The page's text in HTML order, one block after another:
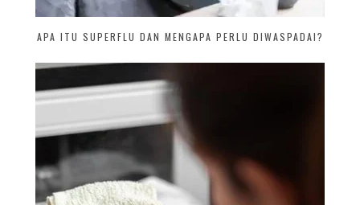
APA ITU SUPERFLU DAN MENGAPA PERLU DIWASPADAI?